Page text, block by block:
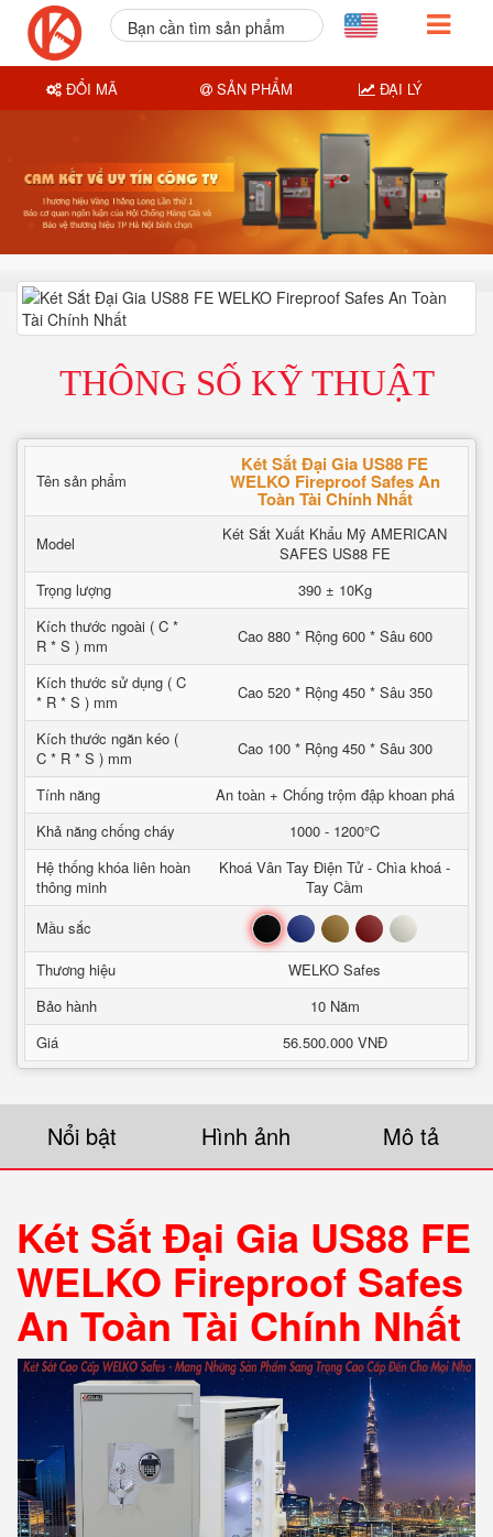
THÔNG SỐ KỸ THUẬT
Tên sản phẩm
Két Sắt Đại Gia US88 FE
WELKO Fireproof Safes An
Toàn Tài Chính Nhất
Model
Két Sắt Xuất Khẩu Mỹ AMERICAN
SAFES US88 FE
Trọng lượng
390 ± 10Kg
Kích thước ngoài ( C *
R * S ) mm
Cao 880 * Rộng 600 * Sâu 600
Kích thước sử dụng ( C
* R * S ) mm
Cao 520 * Rộng 450 * Sâu 350
Kích thước ngăn kéo (
C * R * S ) mm
Cao 100 * Rộng 450 * Sâu 300
Tính năng
An toàn + Chống trộm đập khoan phá
Khả năng chống cháy
1000 - 1200°C
Hệ thống khóa liên hoàn
thông minh
Khoá Vân Tay Điện Tử - Chìa khoá -
Tay Cầm
Mầu sắc
Đen Xanh Nâu Đỏ Trắng
Thương hiệu
WELKO Safes
Bảo hành
10 Năm
Giá
56.500.000 VNĐ
Nổi bật Hình ảnh Mô tả
Két Sắt Đại Gia US88 FE
WELKO Fireproof Safes
An Toàn Tài Chính Nhất
Bạn cần tìm sản phẩm
ĐỔI MÃ SẢN PHẨM ĐẠI LÝ